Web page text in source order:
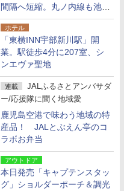
間隔へ短縮。丸ノ内線も池袋
～中野坂上を4分間隔に
ホテル
「東横INN宇部新川駅」開
業。駅徒歩4分に207室、シ
ンエヴァ聖地
連載
JALふるさとアンバサダ
ー/応援隊に聞く地域愛
鹿児島空港で味わう地域の特
産品！ JALとぶえん亭のコ
ラボお弁当
アウトドア
本日発売「キャプテンスタッ
グ」ショルダーポーチ＆調光